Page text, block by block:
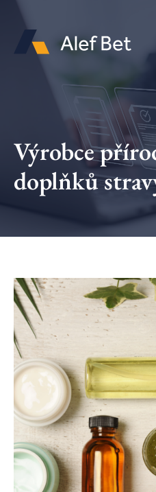
Výrobce
doplňků